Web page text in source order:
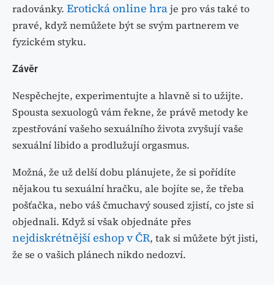
radovánky. Erotická online hraje pro vás také to
pravé, když nemůžete být se svým partnerem ve
fyzickém styku.
Závěr
Nespěchejte, experimentujte a hlavně si to užijte.
Spousta sexuologů vám řekne, že právě metody ke
zpestřování vašeho sexuálního života zvyšují vaše
sexuální libido a prodlužují orgasmus.
Možná, že už delší dobu plánujete, že si pořídíte
nějakou tu sexuální hračku, ale bojíte se, že třeba
pošťačka, nebo váš čmuchavý soused zjistí, co jste si
objednali. Když si však objednáte přes
nejdiskrétnější eshop v ČR, tak si můžete být jisti,
že se o vašich plánech nikdo nedozví.